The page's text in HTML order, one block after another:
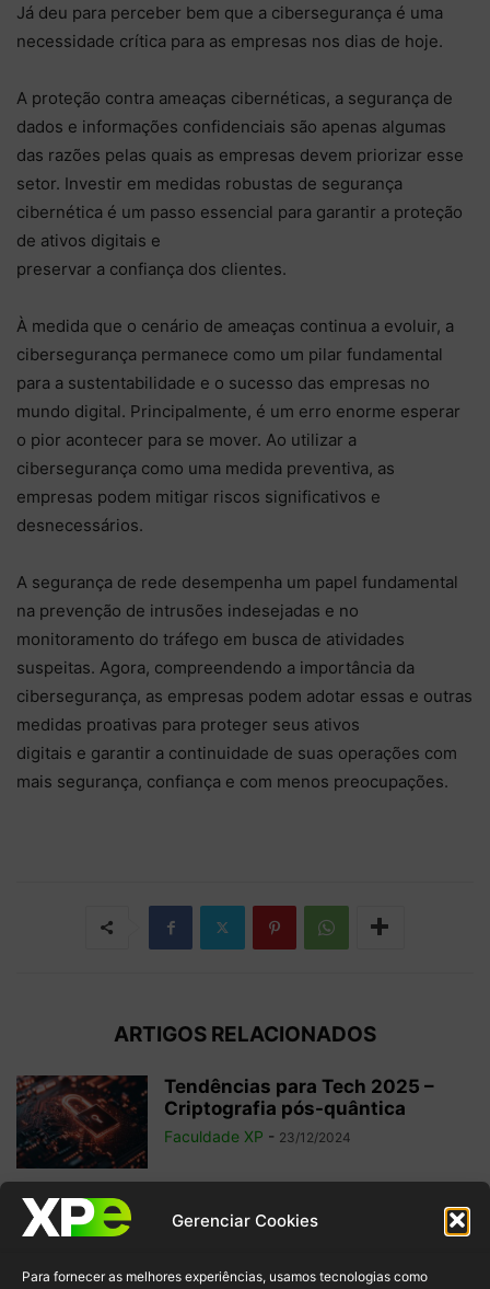
Gerenciar Cookies
Para fornecer as melhores experiências, usamos tecnologias como
Já deu para perceber bem que a cibersegurança é uma
necessidade crítica para as empresas nos dias de hoje.
A proteção contra ameaças cibernéticas, a segurança de
dados e informações confidenciais são apenas algumas
das razões pelas quais as empresas devem priorizar esse
setor. Investir em medidas robustas de segurança
cibernética é um passo essencial para garantir a proteção
de ativos digitais e
preservar a confiança dos clientes.
À medida que o cenário de ameaças continua a evoluir, a
cibersegurança permanece como um pilar fundamental
para a sustentabilidade e o sucesso das empresas no
mundo digital. Principalmente, é um erro enorme esperar
o pior acontecer para se mover. Ao utilizar a
cibersegurança como uma medida preventiva, as
empresas podem mitigar riscos significativos e
desnecessários.
A segurança de rede desempenha um papel fundamental
na prevenção de intrusões indesejadas e no
monitoramento do tráfego em busca de atividades
suspeitas. Agora, compreendendo a importância da
cibersegurança, as empresas podem adotar essas e outras
medidas proativas para proteger seus ativos
digitais e garantir a continuidade de suas operações com
mais segurança, confiança e com menos preocupações.
ARTIGOS RELACIONADOS
Tendências para Tech 2025 –
Criptografia pós-quântica
Faculdade XP - 23/12/2024
A importância da Segurança
Cibernética para o setor
Faculdade XP - 14/10/2024